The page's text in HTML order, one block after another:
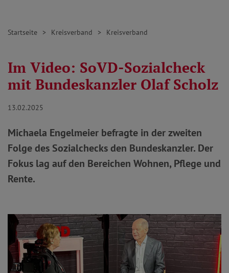
Startseite Kreisverband Kreisverband
Im Video: SoVD-Sozialcheck
mit Bundeskanzler Olaf Scholz
13.02.2025
Michaela Engelmeier befragte in der zweiten
Folge des Sozialchecks den Bundeskanzler. Der
Fokus lag auf den Bereichen Wohnen, Pflege und
Rente.